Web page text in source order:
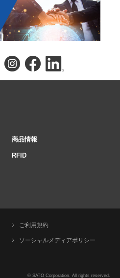
商品情報
RFID
ご利用規約
ソーシャルメディアポリシー
© SATO Corporation. All rights reserved.